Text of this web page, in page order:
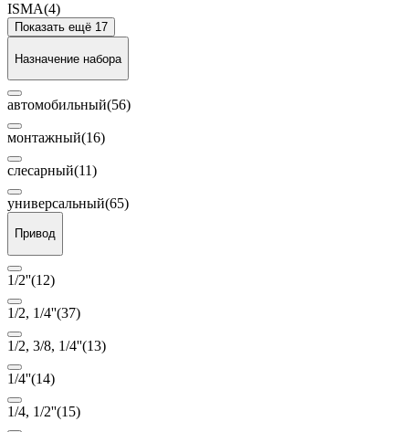
ISMA(4)
Показать ещё 17
Назначение набора
автомобильный(56)
монтажный(16)
слесарный(11)
универсальный(65)
Привод
1/2''(12)
1/2, 1/4''(37)
1/2, 3/8, 1/4''(13)
1/4''(14)
1/4, 1/2''(15)